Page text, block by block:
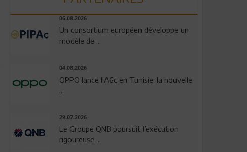
06.08.2026
Un consortium européen développe un
modèle de ...
04.08.2026
OPPO lance l'A6c en Tunisie: la nouvelle
29.07.2026
Le Groupe QNB poursuit l’exécution
rigoureuse ...